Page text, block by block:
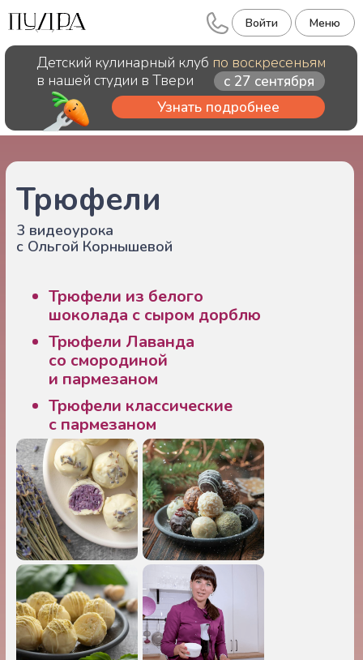
Войти Меню
Детский кулинарный клубпо воскресеньям
в нашей студии в Твери
с 27 сентября
Узнать подробнее
Трюфели Лаванда
со смородиной
и пармезаном
3 видеоурока
с Ольгой Корнышевой
Трюфели
Трюфели из белого
шоколада с сыром дорблю
Трюфели классические
с пармезаном